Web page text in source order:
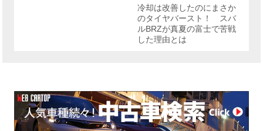
冷却は改善したのにまさか
のタイヤバースト！ スバ
ルBRZが真夏の富士で苦戦
した理由とは